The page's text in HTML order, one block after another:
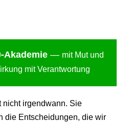
Akademie — mit Mut und
mit Verantwortung
nicht irgendwann. Sie
die Entscheidungen, die wir